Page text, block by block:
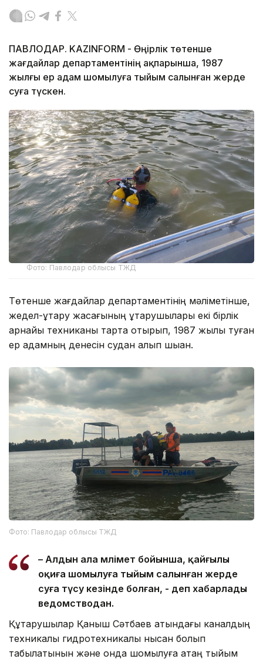
ПАВЛОДАР. KAZINFORM - Өңірлік төтенше
жағдайлар департаментінің ақпарынша, 1987
жылғы ер адам шомылуға тыйым салынған жерде
суға түскен.
Фото: Павлодар облысы ТЖД
Төтенше жағдайлар департаментінің мәліметінше,
жедел-құтқару жасағының құтқарушылары екі бірлік
арнайы техниканы тарта отырып, 1987 жылы туған
ер адамның денесін судан алып шыққан.
Фото: Павлодар облысы ТЖД
– Алдын ала мәлімет бойынша, қайғылы
оқиға шомылуға тыйым салынған жерде
суға түсу кезінде болған, - деп хабарлады
ведомстводан.
Құтқарушылар Қаныш Сәтбаев атындағы каналдың
техникалық гидротехникалық нысан болып
табылатынын және онда шомылуға қатаң тыйым